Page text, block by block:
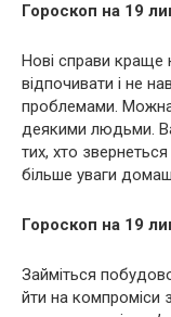
Гороскоп на 19
Нові справи краще
відпочивати і не
проблемами.
деякими людьми.
тих, хто
більше уваги
Гороскоп на 19
Займіться
йти на компроміси